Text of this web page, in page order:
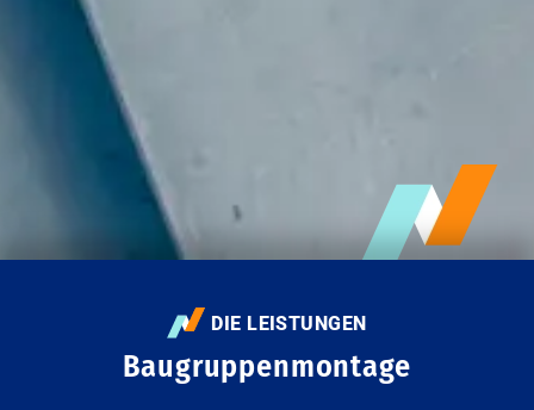
DIE LEISTUNGEN
Baugruppenmontage